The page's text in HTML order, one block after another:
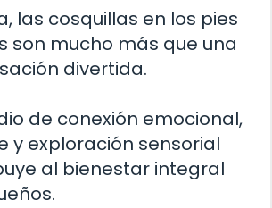
las cosquillas en los pies
son mucho más que una
divertida.
de conexión emocional,
y exploración sensorial
al bienestar integral